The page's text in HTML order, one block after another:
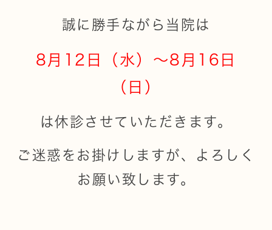
誠に勝手ながら当院は
8月12日（水）～8月16日
（日）
は休診させていただきます。
ご迷惑をお掛けしますが、よろしく
お願い致します。